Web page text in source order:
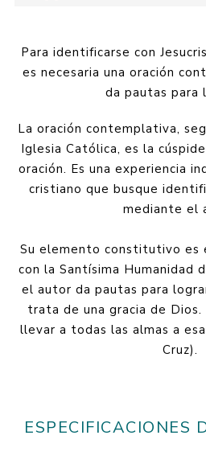
Para identificarse con
es necesaria una oración
da pautas para
La oración contemplativa,
Iglesia Católica, es la
oración. Es una experiencia
cristiano que busque
mediante el
Su elemento constitutivo es
con la Santísima Humanidad
el autor da pautas para
trata de una gracia de Dios.
llevar a todas las almas a
Cruz).
ESPECIFICACIONES